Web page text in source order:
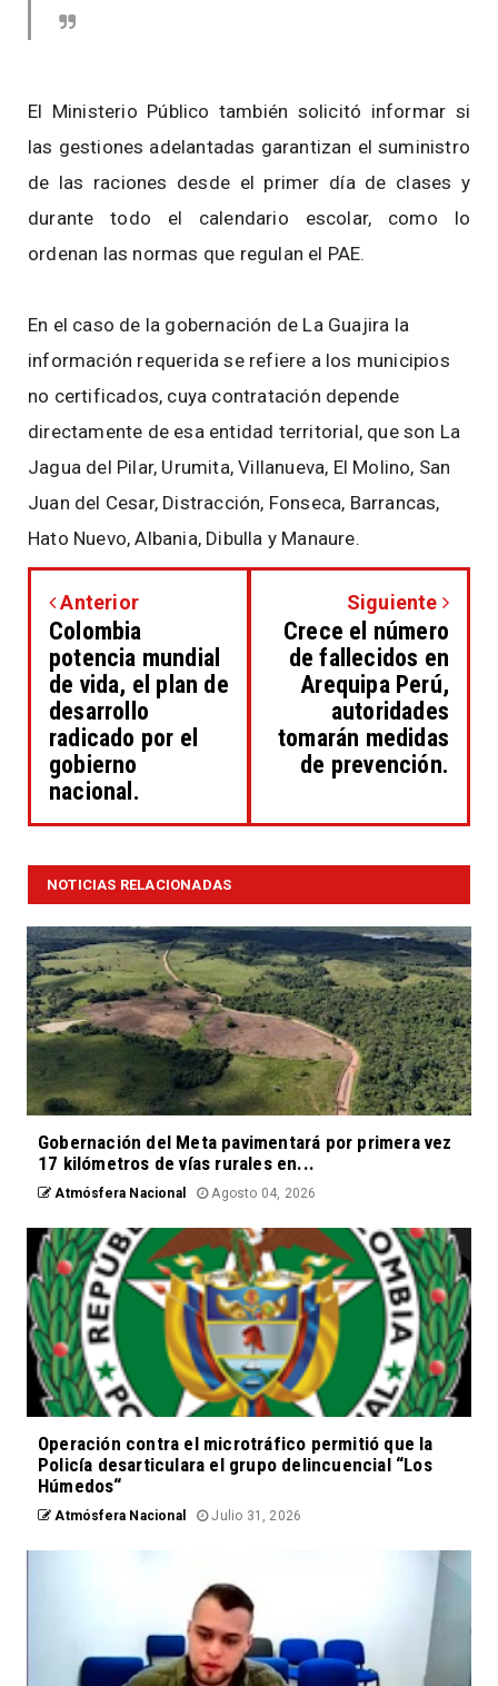
El Ministerio Público también solicitó informar si
las gestiones adelantadas garantizan el suministro
de las raciones desde el primer día de clases y
durante todo el calendario escolar, como lo
ordenan las normas que regulan el PAE.
En el caso de la gobernación de La Guajira la
información requerida se refiere a los municipios
no certificados, cuya contratación depende
directamente de esa entidad territorial, que son La
Jagua del Pilar, Urumita, Villanueva, El Molino, San
Juan del Cesar, Distracción, Fonseca, Barrancas,
Hato Nuevo, Albania, Dibulla y Manaure.
Anterior
Colombia
potencia mundial
de vida, el plan de
desarrollo
radicado por el
gobierno
nacional.
Siguiente
Crece el número
de fallecidos en
Arequipa Perú,
autoridades
tomarán medidas
de prevención.
NOTICIAS RELACIONADAS
Gobernación del Meta pavimentará por primera vez
17 kilómetros de vías rurales en...
Atmósfera Nacional Agosto 04, 2026
Operación contra el microtráfico permitió que la
Policía desarticulara el grupo delincuencial “Los
Húmedos“
Atmósfera Nacional Julio 31, 2026